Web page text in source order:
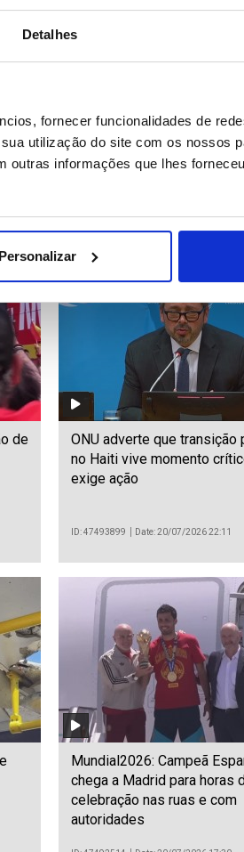
Detalhes
fornecer funcionalidades de
utilização do site com os nossos
outras informações que lhes
Personalizar
Aumentou para dez número
mortos em desabamento
no nordeste da Índia
de
ONU adverte que transição
no Haiti vive momento
exige ação
ID: 47493899 Date: 20/07/2026 22:11
Mundial2026: Campeã
chega a Madrid para horas
celebração nas ruas e com
autoridades